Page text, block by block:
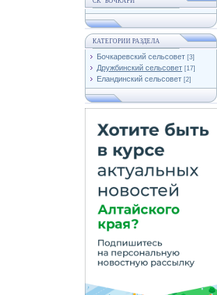
КАТЕГОРИИ РАЗДЕЛА
Бочкаревский сельсовет [3]
Дружбинский сельсовет [17]
Еландинский сельсовет [2]